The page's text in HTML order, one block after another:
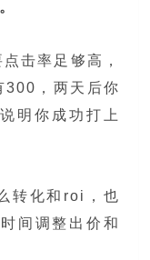
击率足够高，
300，两天后你
明你成功打上
转化和roi，也
间调整出价和